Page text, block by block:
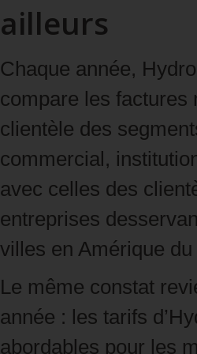
ailleurs
Chaque année,
compare les factures
clientèle des
commercial,
avec celles des
entreprises
villes en Amérique du
Le même constat
année : les tarifs
abordables pour les